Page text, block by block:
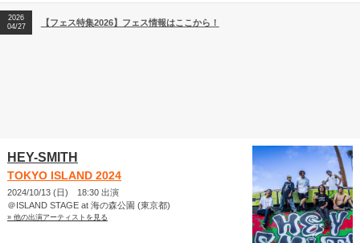
2026
04/27
【フェス特集2026】フェス情報はここから！
HEY-SMITH
TOKYO ISLAND 2024
2024/10/13 (日) 18:30 出演
＠ISLAND STAGE at 海の森公園 (東京都)
» 他の出演アーティストを見る